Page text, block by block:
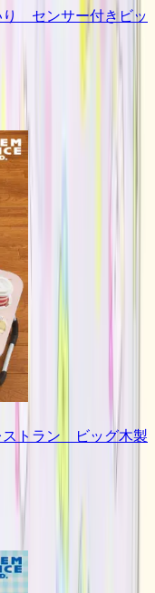
センサー付きビッ
トラン ビッグ木製